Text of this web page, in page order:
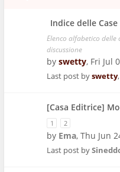
Indice delle
Elenco alfabetico delle
discussione
by swetty, Fri Jul
Last post byswetty,
[Casa Editrice]
1 2
by Ema, Thu Jun
Last post by